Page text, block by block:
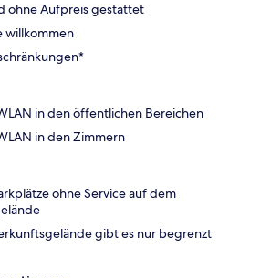
ohne Aufpreis gestattet
willkommen
in den öffentlichen Bereichen
in den Zimmern
ohne Service auf dem
gibt es nur begrenzt